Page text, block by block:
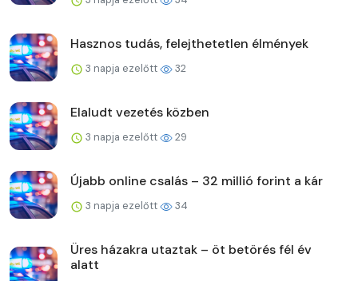
Hasznos tudás, felejthetetlen élmények
3 napja ezelőtt 32
Elaludt vezetés közben
3 napja ezelőtt 29
Újabb online csalás – 32 millió forint a kár
3 napja ezelőtt 34
Üres házakra utaztak – öt betörés fél év
alatt